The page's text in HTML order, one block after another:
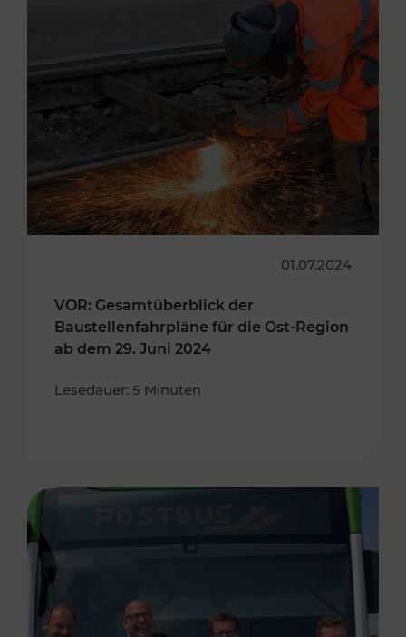
01.07.2024
VOR: Gesamtüberblick der
Baustellenfahrpläne für die Ost-Region
ab dem 29. Juni 2024
Lesedauer: 5 Minuten